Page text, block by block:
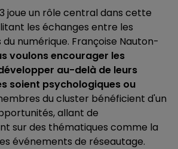
joue un rôle central dans cette
les échanges entre les
numérique. Françoise Nauton-
voulons encourager les
au-delà de leurs
soient psychologiques ou
du cluster bénéficient d'un
allant de
sur des thématiques comme la
événements de réseautage.